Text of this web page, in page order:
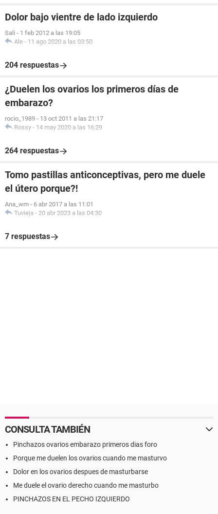
Dolor bajo vientre de lado izquierdo
Sali - 1 feb 2012 a las 19:05
Ale - 11 ago 2020 a las 03:50
204 respuestas
¿Duelen los ovarios los primeros días de
embarazo?
rocio_1989 - 13 oct 2011 a las 21:17
Rossy - 14 may 2020 a las 16:29
264 respuestas
Tomo pastillas anticonceptivas, pero me duele
el útero porque?!
Ana_wm - 6 abr 2017 a las 11:01
Tuvieja - 20 abr 2023 a las 04:30
7 respuestas
CONSULTA TAMBIÉN
Pinchazos ovarios embarazo primeros dias foro
Porque me duelen los ovarios cuando me masturvo
Dolor en los ovarios despues de masturbarse
Me duele el ovario derecho cuando me masturbo
PINCHAZOS EN EL PECHO IZQUIERDO